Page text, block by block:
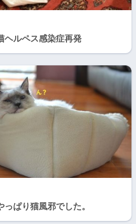
ヘルペス感染症再発
ぱり猫風邪でした。